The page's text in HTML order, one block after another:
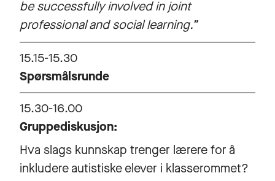
be successfully involved in joint
professional and social learning.”
15.15-15.30
Spørsmålsrunde
15.30-16.00
Gruppediskusjon:
Hva slags kunnskap trenger lærere for å
inkludere autistiske elever i klasserommet?